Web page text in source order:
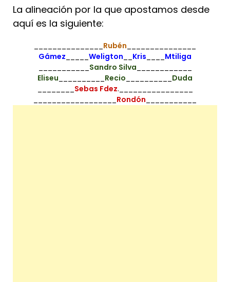
La alineación por la que apostamos desde
aquí es la siguiente:
Rubén
Gámez
Weligton Kris
Mtiliga
Sandro Silva
Eliseu
Recio
Duda
Sebas Fdez.________________
Rondón